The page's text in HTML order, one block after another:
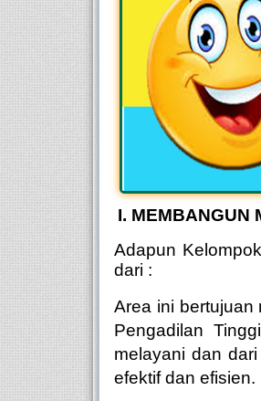
I. MEMBANGUN
Adapun Kelompok
dari :
Area ini bertujuan
Pengadilan
melayani dan
efektif dan efisien.